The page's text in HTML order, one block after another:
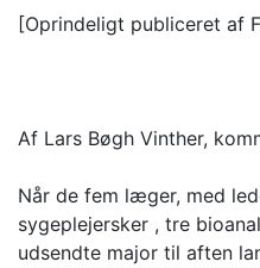
[Oprindeligt publiceret af
Af Lars Bøgh Vinther,
Når de fem læger, med
sygeplejersker , tre
udsendte major til aften